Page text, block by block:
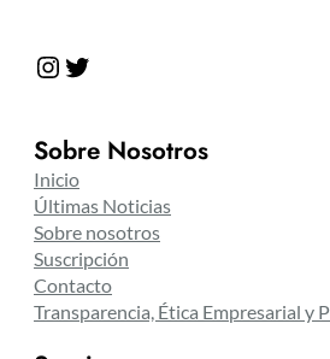
Instagram Twitter
Sobre Nosotros
Inicio
Últimas Noticias
Sobre nosotros
Suscripción
Contacto
Transparencia, Ética Empresarial y